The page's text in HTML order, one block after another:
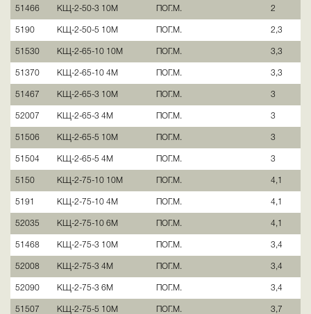
51466 КЩ-2-50-3 10М ПОГ.М. 2
5190 КЩ-2-50-5 10М ПОГ.М. 2,3
51530 КЩ-2-65-10 10М ПОГ.М. 3,3
51370 КЩ-2-65-10 4М ПОГ.М. 3,3
51467 КЩ-2-65-3 10М ПОГ.М. 3
52007 КЩ-2-65-3 4М ПОГ.М. 3
51506 КЩ-2-65-5 10М ПОГ.М. 3
51504 КЩ-2-65-5 4М ПОГ.М. 3
5150 КЩ-2-75-10 10М ПОГ.М. 4,1
5191 КЩ-2-75-10 4М ПОГ.М. 4,1
52035 КЩ-2-75-10 6М ПОГ.М. 4,1
51468 КЩ-2-75-3 10М ПОГ.М. 3,4
52008 КЩ-2-75-3 4М ПОГ.М. 3,4
52090 КЩ-2-75-3 6М ПОГ.М. 3,4
51507 КЩ-2-75-5 10М ПОГ.М. 3,7